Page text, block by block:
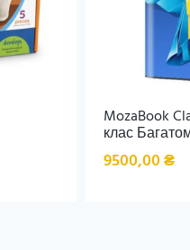
MozaBook
клас
9500,00₴